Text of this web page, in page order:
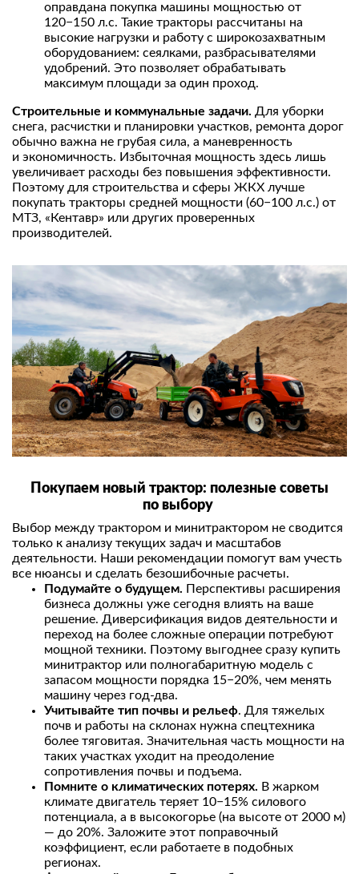
оправдана покупка машины мощностью от
120−150 л.с. Такие тракторы рассчитаны на
высокие нагрузки и работу с широкозахватным
оборудованием: сеялками, разбрасывателями
удобрений. Это позволяет обрабатывать
максимум площади за один проход.
Строительные и коммунальные задачи. Для уборки
снега, расчистки и планировки участков, ремонта дорог
обычно важна не грубая сила, а маневренность
и экономичность. Избыточная мощность здесь лишь
увеличивает расходы без повышения эффективности.
Поэтому для строительства и сферы ЖКХ лучше
покупать тракторы средней мощности (60−100 л.с.) от
МТЗ, «Кентавр» или других проверенных
производителей.
Покупаем новый трактор: полезные советы
по выбору
Выбор между трактором и минитрактором не сводится
только к анализу текущих задач и масштабов
деятельности. Наши рекомендации помогут вам учесть
все нюансы и сделать безошибочные расчеты.
Подумайте о будущем. Перспективы расширения
бизнеса должны уже сегодня влиять на ваше
решение. Диверсификация видов деятельности и
переход на более сложные операции потребуют
мощной техники. Поэтому выгоднее сразу купить
минитрактор или полногабаритную модель с
запасом мощности порядка 15−20%, чем менять
машину через год-два.
Учитывайте тип почвы и рельеф. Для тяжелых
почв и работы на склонах нужна спецтехника
более тяговитая. Значительная часть мощности на
таких участках уходит на преодоление
сопротивления почвы и подъема.
Помните о климатических потерях. В жарком
климате двигатель теряет 10−15% силового
потенциала, а в высокогорье (на высоте от 2000 м)
— до 20%. Заложите этот поправочный
коэффициент, если работаете в подобных
регионах.